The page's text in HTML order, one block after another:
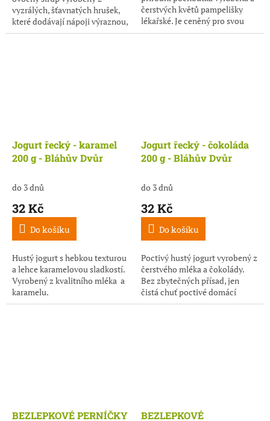
vyzrálých, šťavnatých hrušek,
které dodávají nápoji výraznou,
přirozeně sladkou chuť. Jeho
čerstvých květů pampelišky
lékařské. Je ceněný pro svou
zlatavou barvu, jemně
Jogurt řecký - karamel
200 g - Bláhův Dvůr
do 3 dnů
32 Kč
Do košíku
Hustý jogurt s hebkou texturou
a lehce karamelovou sladkostí.
Vyrobený z kvalitního mléka a
karamelu.
Jogurt řecký - čokoláda
200 g - Bláhův Dvůr
do 3 dnů
32 Kč
Do košíku
Poctivý hustý jogurt vyrobený z
čerstvého mléka a čokolády.
Bez zbytečných přísad, jen
čistá chuť poctivé domácí
výroby.
BEZLEPKOVÉ PERNÍČKY
BEZLEPKOVÉ